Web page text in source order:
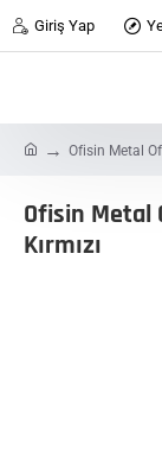
Giriş Yap
e
Ofisin Metal
Ofisin Metal
Kırmızı